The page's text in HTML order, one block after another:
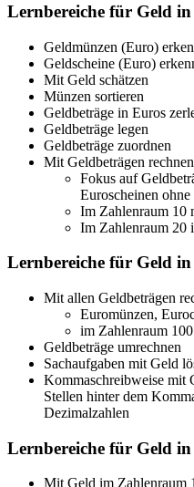
Lernbereiche für Geld in
Geldmünzen (Euro)
Geldscheine (Euro)
Mit Geld schätzen
Münzen sortieren
Geldbeträge in Euros
Geldbeträge legen
Geldbeträge zuordnen
Mit Geldbeträgen rechnen
Fokus auf
Euroscheinen ohne
Im Zahlenraum 10
Im Zahlenraum 20
Lernbereiche für Geld in
Mit allen Geldbeträgen
Euromünzen,
im Zahlenraum 100
Geldbeträge umrechnen
Sachaufgaben mit Geld
Kommaschreibweise mit
Stellen hinter dem
Dezimalzahlen
Lernbereiche für Geld in
Mit Geld im Zahlenraum